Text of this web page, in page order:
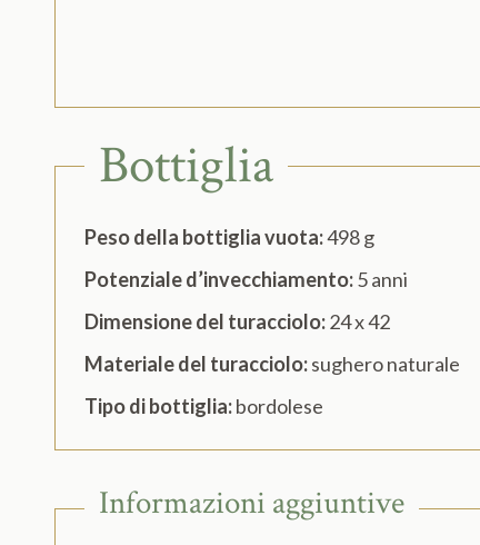
Bottiglia
Peso della bottiglia vuota:498 g
Potenziale d’invecchiamento:5 anni
Dimensione del turacciolo:24 x 42
Materiale del turacciolo:sughero naturale
Tipo di bottiglia:bordolese
Informazioni aggiuntive